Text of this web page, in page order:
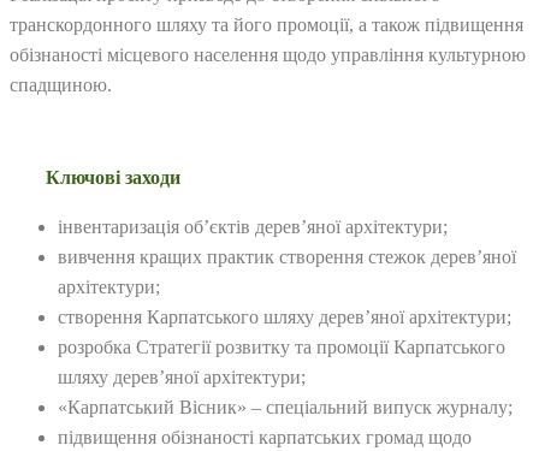
транскордонного шляху та його промоції, а також підвищення
обізнаності місцевого населення щодо управління культурною
спадщиною.
Ключові заходи
інвентаризація об’єктів дерев’яної архітектури;
вивчення кращих практик створення стежок дерев’яної
архітектури;
створення Карпатського шляху дерев’яної архітектури;
розробка Стратегії розвитку та промоції Карпатського
шляху дерев’яної архітектури;
«Карпатський Вісник» – спеціальний випуск журналу;
підвищення обізнаності карпатських громад щодо